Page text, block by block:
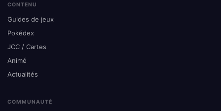
CONTENU
Guides de jeux
Pokédex
JCC / Cartes
Animé
Actualités
COMMUNAUTÉ